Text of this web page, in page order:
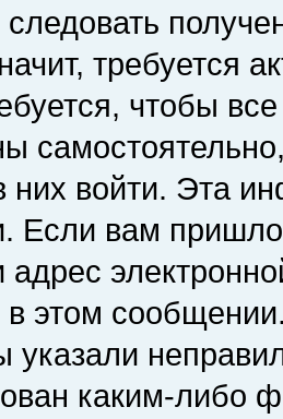
требуется
чтобы
них войти. Эта
Если вам
адрес
этом
указали
каким-либо